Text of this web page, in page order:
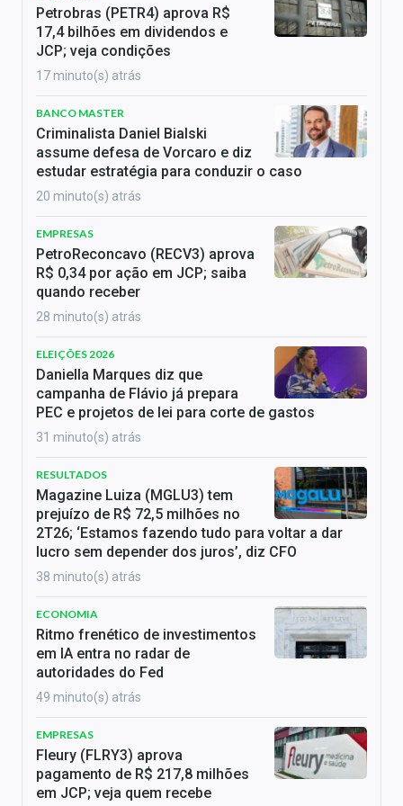
Petrobras (PETR4) aprova R$
17,4 bilhões em dividendos e
JCP; veja condições
17 minuto(s) atrás
BANCO MASTER
Criminalista Daniel Bialski
assume defesa de Vorcaro e diz
estudar estratégia para conduzir o caso
20 minuto(s) atrás
EMPRESAS
PetroReconcavo (RECV3) aprova
R$ 0,34 por ação em JCP; saiba
quando receber
28 minuto(s) atrás
ELEIÇÕES 2026
Daniella Marques diz que
campanha de Flávio já prepara
PEC e projetos de lei para corte de gastos
31 minuto(s) atrás
RESULTADOS
Magazine Luiza (MGLU3) tem
prejuízo de R$ 72,5 milhões no
2T26; ‘Estamos fazendo tudo para voltar a dar
lucro sem depender dos juros’, diz CFO
38 minuto(s) atrás
ECONOMIA
Ritmo frenético de investimentos
em IA entra no radar de
autoridades do Fed
49 minuto(s) atrás
EMPRESAS
Fleury (FLRY3) aprova
pagamento de R$ 217,8 milhões
em JCP; veja quem recebe